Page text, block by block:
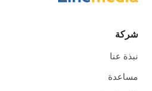
شركة
نبذة عنا
مساعدة